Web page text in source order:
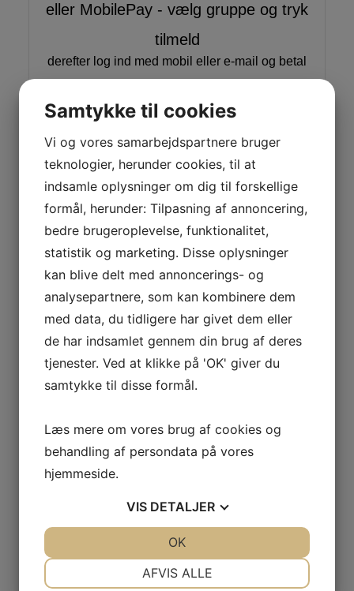
eller MobilePay - vælg gruppe og tryk
tilmeld
derefter log ind med mobil eller e-mail og betal
Bliv medlem
ventelisten til medlemskab i GVK
Bliv medlem
Samtykke til cookies
Vi og vores samarbejdspartnere bruger
teknologier, herunder cookies, til at
indsamle oplysninger om dig til forskellige
formål, herunder: Tilpasning af annoncering,
bedre brugeroplevelse, funktionalitet,
statistik og marketing. Disse oplysninger
kan blive delt med annoncerings- og
analysepartnere, som kan kombinere dem
med data, du tidligere har givet dem eller
de har indsamlet gennem din brug af deres
tjenester. Ved at klikke på 'OK' giver du
samtykke til disse formål.
Læs mere om vores brug af cookies og
behandling af persondata på vores
hjemmeside.
VIS DETALJER
AFVIS ALLE
OK